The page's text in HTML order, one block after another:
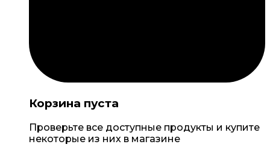
Корзина пуста
Проверьте все доступные продукты и купите
некоторые из них в магазине